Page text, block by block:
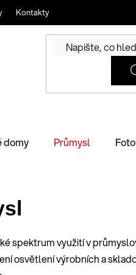
Kontakty
domy Průmysl
spektrum využití v
osvětlení výrobních a